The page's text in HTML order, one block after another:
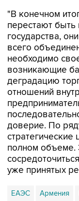
"В конечном
перестают быть
государства,
всего
необходимо
возникающие
деградацию
отношений
доверие. По
стратегические
полном объеме.
уже принятых
ЕАЭС Армения